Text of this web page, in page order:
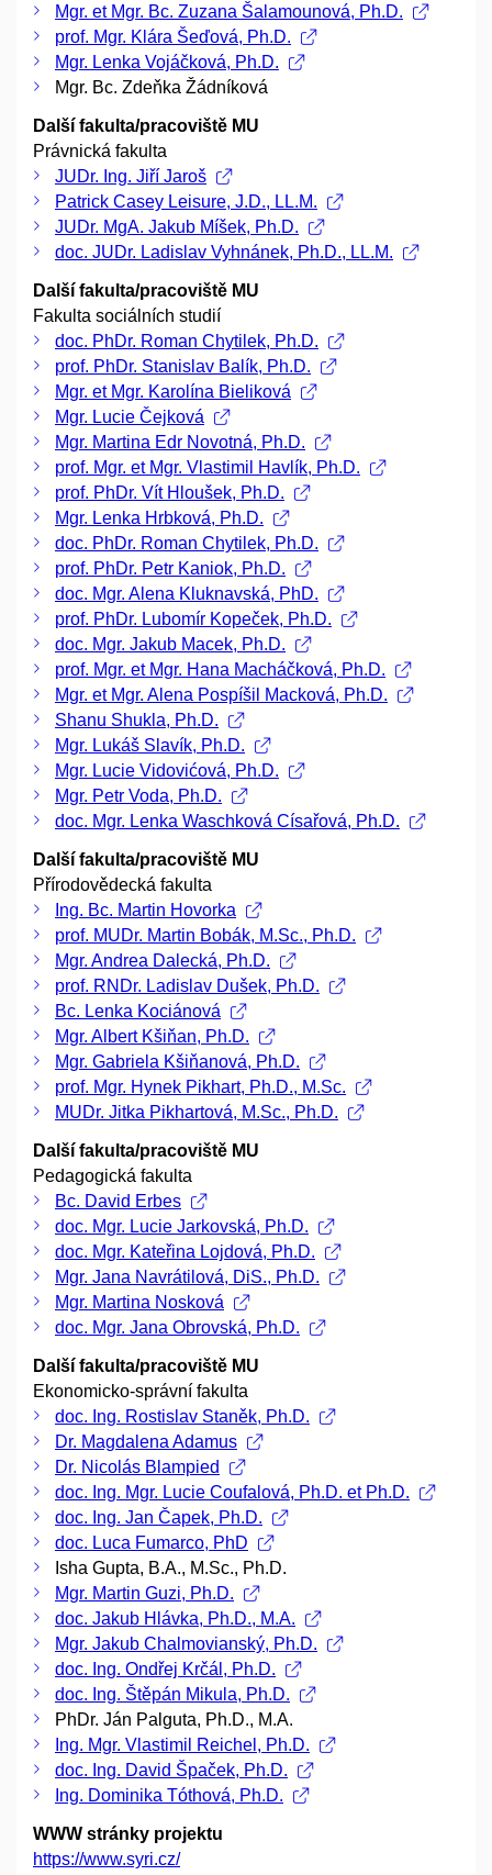
Mgr. et Mgr. Bc. Zuzana Šalamounová, Ph.D.
prof. Mgr. Klára Šeďová, Ph.D.
Mgr. Lenka Vojáčková, Ph.D.
Mgr. Bc. Zdeňka Žádníková
Další fakulta/pracoviště MU
Právnická fakulta
JUDr. Ing. Jiří Jaroš
Patrick Casey Leisure, J.D., LL.M.
JUDr. MgA. Jakub Míšek, Ph.D.
doc. JUDr. Ladislav Vyhnánek, Ph.D., LL.M.
Další fakulta/pracoviště MU
Fakulta sociálních studií
doc. PhDr. Roman Chytilek, Ph.D.
prof. PhDr. Stanislav Balík, Ph.D.
Mgr. et Mgr. Karolína Bieliková
Mgr. Lucie Čejková
Mgr. Martina Edr Novotná, Ph.D.
prof. Mgr. et Mgr. Vlastimil Havlík, Ph.D.
prof. PhDr. Vít Hloušek, Ph.D.
Mgr. Lenka Hrbková, Ph.D.
doc. PhDr. Roman Chytilek, Ph.D.
prof. PhDr. Petr Kaniok, Ph.D.
doc. Mgr. Alena Kluknavská, PhD.
prof. PhDr. Lubomír Kopeček, Ph.D.
doc. Mgr. Jakub Macek, Ph.D.
prof. Mgr. et Mgr. Hana Macháčková, Ph.D.
Mgr. et Mgr. Alena Pospíšil Macková, Ph.D.
Shanu Shukla, Ph.D.
Mgr. Lukáš Slavík, Ph.D.
Mgr. Lucie Vidovićová, Ph.D.
Mgr. Petr Voda, Ph.D.
doc. Mgr. Lenka Waschková Císařová, Ph.D.
Další fakulta/pracoviště MU
Přírodovědecká fakulta
Ing. Bc. Martin Hovorka
prof. MUDr. Martin Bobák, M.Sc., Ph.D.
Mgr. Andrea Dalecká, Ph.D.
prof. RNDr. Ladislav Dušek, Ph.D.
Bc. Lenka Kociánová
Mgr. Albert Kšiňan, Ph.D.
Mgr. Gabriela Kšiňanová, Ph.D.
prof. Mgr. Hynek Pikhart, Ph.D., M.Sc.
MUDr. Jitka Pikhartová, M.Sc., Ph.D.
Další fakulta/pracoviště MU
Pedagogická fakulta
Bc. David Erbes
doc. Mgr. Lucie Jarkovská, Ph.D.
doc. Mgr. Kateřina Lojdová, Ph.D.
Mgr. Jana Navrátilová, DiS., Ph.D.
Mgr. Martina Nosková
doc. Mgr. Jana Obrovská, Ph.D.
Další fakulta/pracoviště MU
Ekonomicko-správní fakulta
doc. Ing. Rostislav Staněk, Ph.D.
Dr. Magdalena Adamus
Dr. Nicolás Blampied
doc. Ing. Mgr. Lucie Coufalová, Ph.D. et Ph.D.
doc. Ing. Jan Čapek, Ph.D.
doc. Luca Fumarco, PhD
Isha Gupta, B.A., M.Sc., Ph.D.
Mgr. Martin Guzi, Ph.D.
doc. Jakub Hlávka, Ph.D., M.A.
Mgr. Jakub Chalmovianský, Ph.D.
doc. Ing. Ondřej Krčál, Ph.D.
doc. Ing. Štěpán Mikula, Ph.D.
PhDr. Ján Palguta, Ph.D., M.A.
Ing. Mgr. Vlastimil Reichel, Ph.D.
doc. Ing. David Špaček, Ph.D.
Ing. Dominika Tóthová, Ph.D.
WWW stránky projektu
https://www.syri.cz/